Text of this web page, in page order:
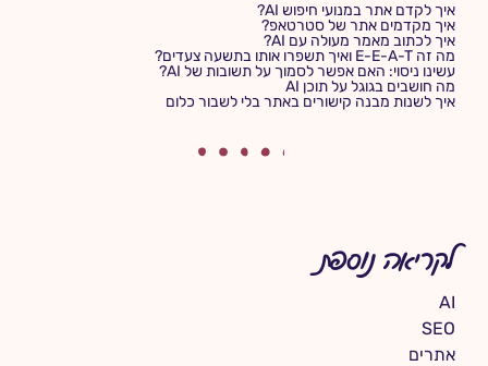
איך לקדם אתר במנועי חיפוש AI?
איך מקדמים אתר של סטרטאפ?
איך לכתוב מאמר מעולה עם AI?
מה זה E-E-A-T ואיך תשפרו אותו בתשעה צעדים?
עשינו ניסוי: האם אפשר לסמוך על תשובות של AI?
מה חושבים בגוגל על תוכן AI
איך לשנות מבנה קישורים באתר בלי לשבור כלום
לקריאה נוספת
AI
SEO
אתרים